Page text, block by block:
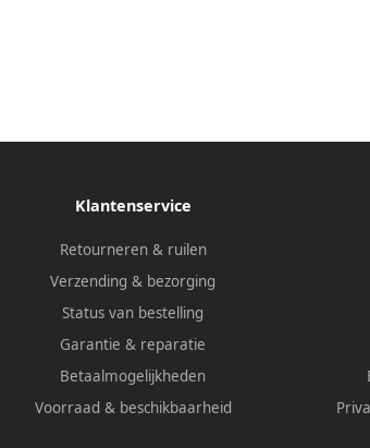
Klantenservice
Retourneren & ruilen
Verzending & bezorging
Status van bestelling
Garantie & reparatie
Betaalmogelijkheden
Voorraad & beschikbaarheid